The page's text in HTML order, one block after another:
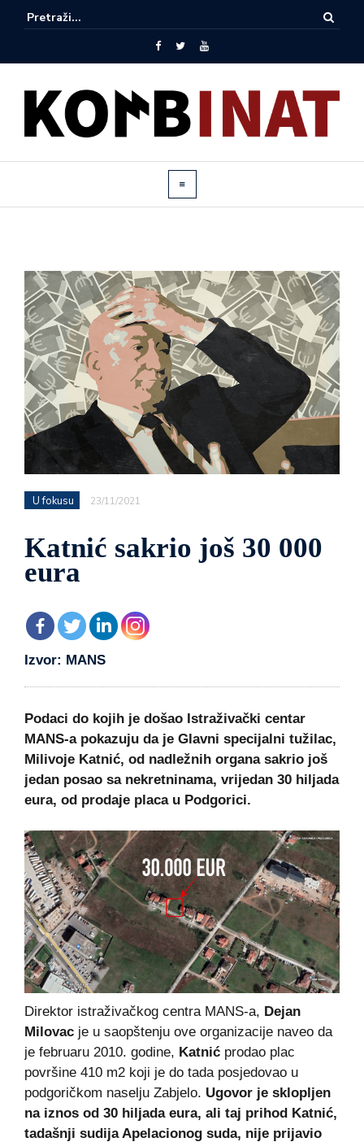
U fokusu 23/11/2021
Katnić sakrio još 30 000
eura
Izvor: MANS
Podaci do kojih je došao Istraživački centar
MANS-a pokazuju da je Glavni specijalni tužilac,
Milivoje Katnić, od nadležnih organa sakrio još
jedan posao sa nekretninama, vrijedan 30 hiljada
eura, od prodaje placa u Podgorici.
Direktor istraživačkog centra MANS-a, Dejan
Milovac je u saopštenju ove organizacije naveo da
je februaru 2010. godine, Katnić prodao plac
površine 410 m2 koji je do tada posjedovao u
podgoričkom naselju Zabjelo. Ugovor je sklopljen
na iznos od 30 hiljada eura, ali taj prihod Katnić,
tadašnji sudija Apelacionog suda, nije prijavio